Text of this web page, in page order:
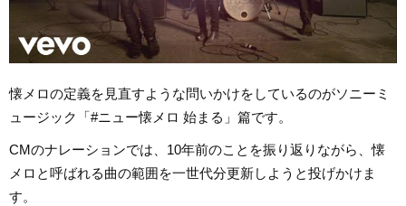
懐メロの定義を見直すような問いかけをしているのがソニーミ
ュージック「#ニュー懐メロ 始まる」篇です。
CMのナレーションでは、10年前のことを振り返りながら、懐
メロと呼ばれる曲の範囲を一世代分更新しようと投げかけま
す。